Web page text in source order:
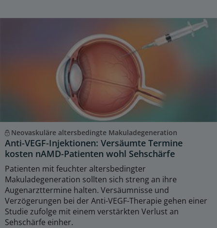
Neovaskuläre altersbedingte Makuladegeneration
Anti-VEGF-Injektionen: Versäumte Termine
kosten nAMD-Patienten wohl Sehschärfe
Patienten mit feuchter altersbedingter
Makuladegeneration sollten sich streng an ihre
Augenarzttermine halten. Versäumnisse und
Verzögerungen bei der Anti-VEGF-Therapie gehen einer
Studie zufolge mit einem verstärkten Verlust an
Sehschärfe einher.